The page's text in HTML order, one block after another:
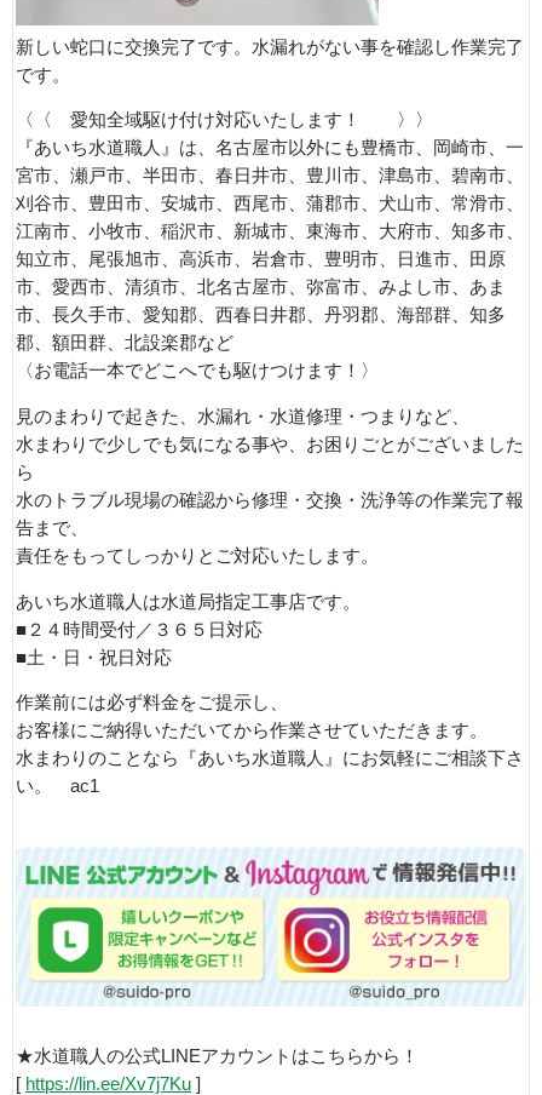
新しい蛇口に交換完了です。水漏れがない事を確認し作業完了
です。
〈〈 愛知全域駆け付け対応いたします！ 〉〉
『あいち水道職人』は、名古屋市以外にも豊橋市、岡崎市、一
宮市、瀬戸市、半田市、春日井市、豊川市、津島市、碧南市、
刈谷市、豊田市、安城市、西尾市、蒲郡市、犬山市、常滑市、
江南市、小牧市、稲沢市、新城市、東海市、大府市、知多市、
知立市、尾張旭市、高浜市、岩倉市、豊明市、日進市、田原
市、愛西市、清須市、北名古屋市、弥富市、みよし市、あま
市、長久手市、愛知郡、西春日井郡、丹羽郡、海部群、知多
郡、額田群、北設楽郡など
〈お電話一本でどこへでも駆けつけます！〉
見のまわりで起きた、水漏れ・水道修理・つまりなど、
水まわりで少しでも気になる事や、お困りごとがございました
ら
水のトラブル現場の確認から修理・交換・洗浄等の作業完了報
告まで、
責任をもってしっかりとご対応いたします。
あいち水道職人は水道局指定工事店です。
■２４時間受付／３６５日対応
■土・日・祝日対応
作業前には必ず料金をご提示し、
お客様にご納得いただいてから作業させていただきます。
水まわりのことなら『あいち水道職人』にお気軽にご相談下さ
い。 ac1
★水道職人の公式LINEアカウントはこちらから！
[ https://lin.ee/Xv7j7Ku ]